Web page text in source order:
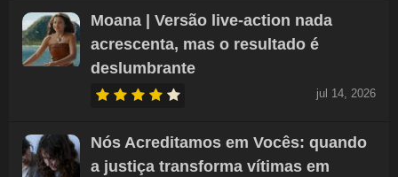
Moana | Versão live-action nada
acrescenta, mas o resultado é
deslumbrante
jul 14, 2026
Nós Acreditamos em Vocês: quando
a justiça transforma vítimas em